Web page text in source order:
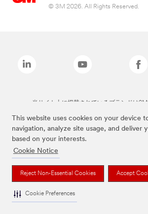
This website uses cookies on your device
navigation, analyze site usage, and deliver
based on your interests.
Cookie Notice
Reject Non-Essential Cookies Accept
Cookie Preferences
© 3M 2026. All Rights Reserved.
当サイト上に掲載されているブランドは3M